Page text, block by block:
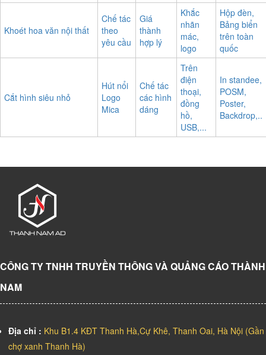
Khoét hoa văn nội thất
Chế tác
theo
yêu cầu
Giá
thành
hợp lý
Khắc
nhãn
mác,
logo
Hộp đèn,
Bảng biển
trên toàn
quốc
Cắt hình siêu nhỏ
Hút nổi
Logo
Mica
Chế tác
các hình
dáng
Trên
điện
thoại,
đồng
hồ,
USB,...
In standee,
POSM,
Poster,
Backdrop,..
CÔNG TY TNHH TRUYỀN THÔNG VÀ QUẢNG CÁO THÀNH
NAM
Địa chỉ : Khu B1.4 KĐT Thanh Hà,Cự Khê, Thanh Oai, Hà Nội (Gần
chợ xanh Thanh Hà)